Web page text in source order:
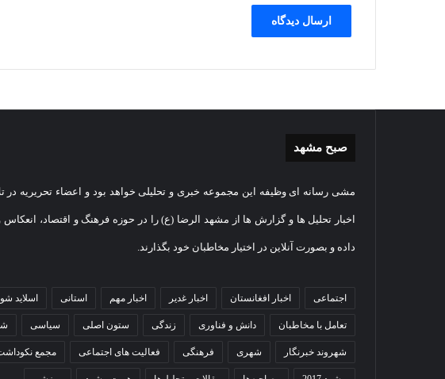
صبح مشهد
مشی رسانه ای وظیفه این مجموعه خبری و تحلیلی خواهد بود و اعضاء تحریریه در
اخبار تحلیل ها و گزارش ها از مشهد الرضا (ع) را در حوزه فرهنگ و اقتصاد، انعکاس
داده و بصورت آنلاین در اختیار مخاطبان خود بگذارند.
اجتماعی اخبار افغانستان اخبار غدیر اخبار مهم استانی اسلاید شو
تعامل با مخاطبان دانش و فناوری زندگی ستون اصلی سیاسی
شهروند خبرنگار شهری فرهنگی فعالیت های اجتماعی مجمع
اقامه نماز عید
غبارروبی
نورانی
رضا(علیه
فیلم
1404-07-05
رضا(علیه السلام) + فیلم
گزارش
تصویری
تشییع
ستوانیکم
مهدی
در
گزارش تصویری
مهدی خموشی